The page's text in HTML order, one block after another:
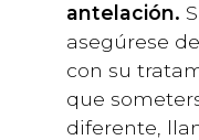
antelación.
asegúrese
con su
que
diferente,